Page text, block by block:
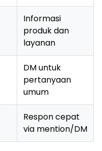
Informasi
produk dan
layanan
DM untuk
pertanyaan
umum
Respon cepat
via mention/DM